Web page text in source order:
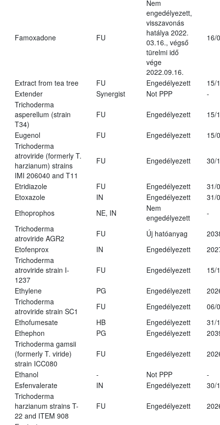
Famoxadone FU
Nem
engedélyezett,
visszavonás
hatálya 2022.
03.16., végső
türelmi idő
vége
2022.09.16.
16/
Extract from tea tree FU Engedélyezett
15/
Extender
Synergist Not PPP
-
Trichoderma
asperellum (strain
T34)
FU Engedélyezett 15/
Eugenol FU Engedélyezett
15/
Trichoderma
atroviride (formerly T.
harzianum) strains
IMI 206040 and T11
FU Engedélyezett 30/
Etridiazole FU Engedélyezett
31/
Etoxazole
IN Engedélyezett
31/
Ethoprophos
NE, IN
Nem
engedélyezett
-
Trichoderma
atroviride AGR2
FU Új hatóanyag
Etofenprox
IN Engedélyezett
Trichoderma
atroviride strain I-
1237
FU Engedélyezett 15/
Ethylene PG Engedélyezett
Trichoderma
atroviride strain SC1
FU Engedélyezett
06/
Ethofumesate
HB Engedélyezett
31/
Ethephon
PG Engedélyezett
Trichoderma gamsii
(formerly T. viride)
strain ICC080
FU Engedélyezett
Ethanol - Not PPP
-
Esfenvalerate
IN Engedélyezett
30/
Trichoderma
harzianum strains T-
22 and ITEM 908
FU Engedélyezett